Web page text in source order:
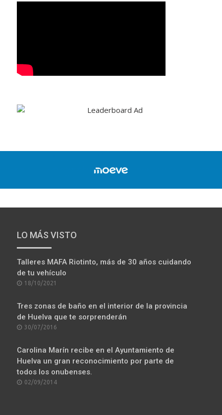
LO MÁS VISTO
Talleres MAFA Riotinto, más de 30 años cuidando
de tu vehículo
POSTED
18/10/2021
Tres zonas de baño en el interior de la provincia
de Huelva que te sorprenderán
POSTED
30/07/2016
Carolina Marín recibe en el Ayuntamiento de
Huelva un gran reconocimiento por parte de
todos los onubenses.
POSTED
02/09/2014